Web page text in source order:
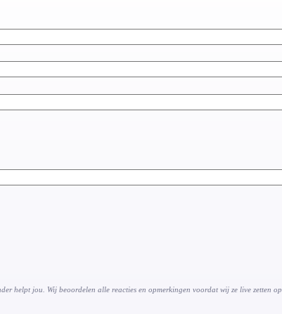
helpt jou. Wij beoordelen alle reacties en opmerkingen voordat wij ze live zetten op